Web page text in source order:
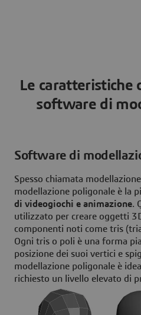
Le caratteristiche
software di
Software di
Spesso chiamata
modellazione poligonale è la
di videogiochi e animazione.
utilizzato per creare oggetti
componenti noti come tris
Ogni tris o poli è una forma
posizione dei suoi vertici e
modellazione poligonale è
richiesto un livello elevato di